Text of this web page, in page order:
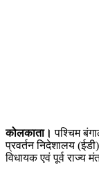
कोलकाता। पश्चिम
प्रवर्तन निदेशालय
विधायक एवं पूर्व राज्य